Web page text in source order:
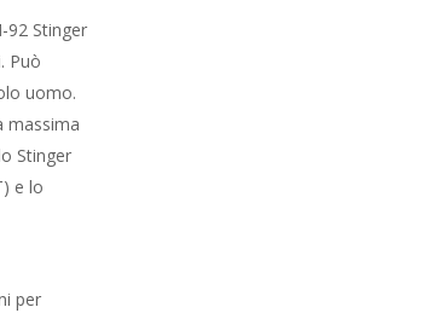
dell’UNITA nei tardi anni ottanta e agli
per recuperare i missili dopo la fine delle ostilità
per cui gli Stinger non furono usati in attacchi
si sono esaurite. 16 di questi finirono nelle mani
aggira oggi intorno ai 200.000 euro al pezzo. Può
tecnica. Dopo che è uscito dal suo tubo di lancio
di un aereo o di un elicottero.
mani finiranno è davvero una forma di follia